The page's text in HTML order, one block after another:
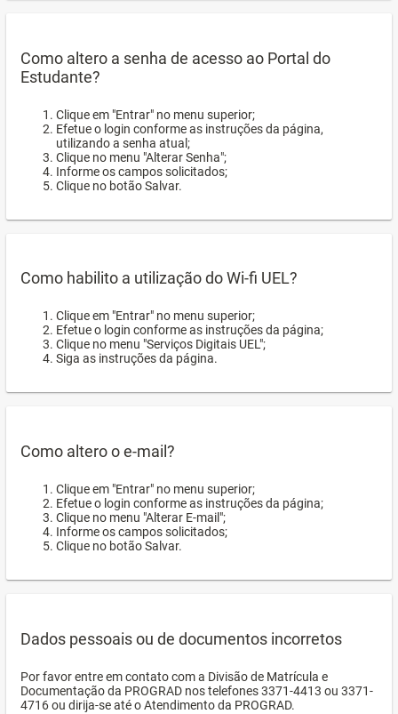
Como altero a senha de acesso ao Portal do
Estudante?
Clique em "Entrar" no menu superior;
Efetue o login conforme as instruções da página,
utilizando a senha atual;
Clique no menu "Alterar Senha";
Informe os campos solicitados;
Clique no botão Salvar.
Como habilito a utilização do Wi-fi UEL?
Clique em "Entrar" no menu superior;
Efetue o login conforme as instruções da página;
Clique no menu "Serviços Digitais UEL";
Siga as instruções da página.
Como altero o e-mail?
Clique em "Entrar" no menu superior;
Efetue o login conforme as instruções da página;
Clique no menu "Alterar E-mail";
Informe os campos solicitados;
Clique no botão Salvar.
Dados pessoais ou de documentos incorretos
Por favor entre em contato com a Divisão de Matrícula e
Documentação da PROGRAD nos telefones 3371-4413 ou 3371-
4716 ou dirija-se até o Atendimento da PROGRAD.